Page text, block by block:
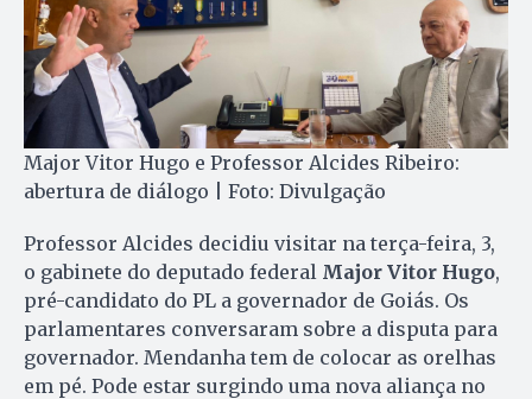
Major Vitor Hugo e Professor Alcides Ribeiro:
abertura de diálogo | Foto: Divulgação
Professor Alcides decidiu visitar na terça-feira, 3,
o gabinete do deputado federal Major Vitor Hugo,
pré-candidato do PL a governador de Goiás. Os
parlamentares conversaram sobre a disputa para
governador. Mendanha tem de colocar as orelhas
em pé. Pode estar surgindo uma nova aliança no